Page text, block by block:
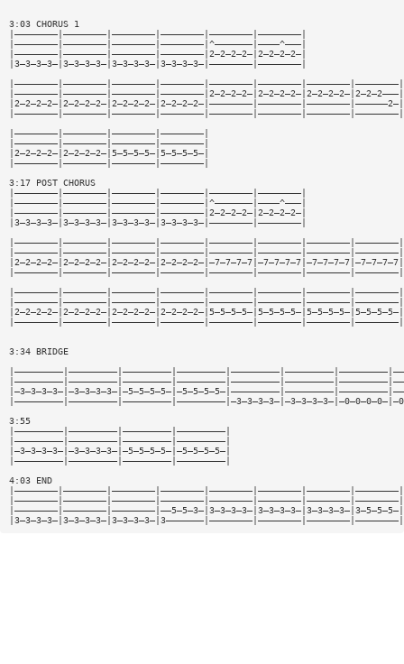
3:03 CHORUS 1
|————————|————————|————————|————————|————————|————————|
|————————|————————|————————|————————|^———————|————^———|
|————————|————————|————————|————————|2—2—2—2—|2—2—2—2—|
|3—3—3—3—|3—3—3—3—|3—3—3—3—|3—3—3—3—|————————|————————|
|————————|————————|————————|————————|————————|————————|————————|————————|
|————————|————————|————————|————————|2—2—2—2—|2—2—2—2—|2—2—2—2—|2—2—2———|
|2—2—2—2—|2—2—2—2—|2—2—2—2—|2—2—2—2—|————————|————————|————————|——————2—|
|————————|————————|————————|————————|————————|————————|————————|————————|
|————————|————————|————————|————————|
|————————|————————|————————|————————|
|2—2—2—2—|2—2—2—2—|5—5—5—5—|5—5—5—5—|
|————————|————————|————————|————————|
3:17 POST CHORUS
|————————|————————|————————|————————|————————|————————|
|————————|————————|————————|————————|^———————|————^———|
|————————|————————|————————|————————|2—2—2—2—|2—2—2—2—|
|3—3—3—3—|3—3—3—3—|3—3—3—3—|3—3—3—3—|————————|————————|
|————————|————————|————————|————————|————————|————————|————————|————————|
|————————|————————|————————|————————|————————|————————|————————|————————|
|2—2—2—2—|2—2—2—2—|2—2—2—2—|2—2—2—2—|—7—7—7—7|—7—7—7—7|—7—7—7—7|—7—7—7—7|
|————————|————————|————————|————————|————————|————————|————————|————————|
|————————|————————|————————|————————|————————|————————|————————|————————|
|————————|————————|————————|————————|————————|————————|————————|————————|
|2—2—2—2—|2—2—2—2—|2—2—2—2—|2—2—2—2—|5—5—5—5—|5—5—5—5—|5—5—5—5—|5—5—5—5—|
3:34 BRIDGE
3:55
|—————————|—————————|—————————|—————————|
|—————————|—————————|—————————|—————————|
|—3—3—3—3—|—3—3—3—3—|—5—5—5—5—|—5—5—5—5—|
|—————————|—————————|—————————|—————————|
4:03 END
|————————|————————|————————|————————|————————|————————|————————|————————|
|————————|————————|————————|————————|————————|————————|————————|————————|
|————————|————————|————————|——5—5—3—|3—3—3—3—|3—3—3—3—|3—3—3—3—|3—5—5—5—|
|3—3—3—3—|3—3—3—3—|3—3—3—3—|3———————|————————|————————|————————|————————|